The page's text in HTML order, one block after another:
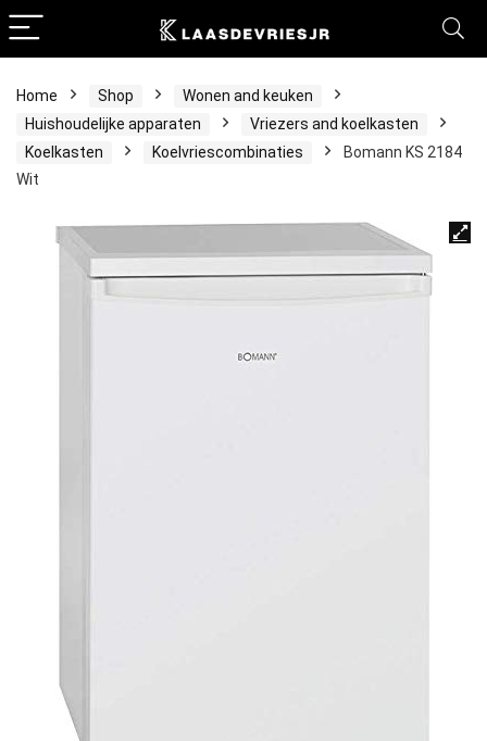
Home Shop
Wonen and keuken
Huishoudelijke apparaten
Vriezers and koelkasten
Koelkasten
Koelvriescombinaties
Bomann KS 2184
Wit